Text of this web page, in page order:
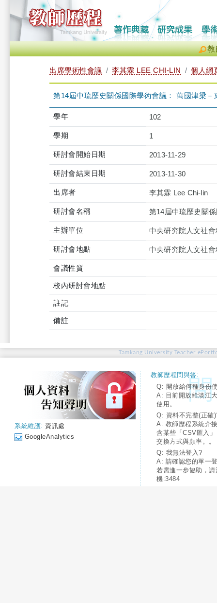
教
出席學術性會議 李其霖 LEE CHI-LIN 個人網
第14屆中琉歷史關係國際學術會議： 萬國津梁－
學年 102
學期 1
研討會開始日期 2013-11-29
研討會結束日期 2013-11-30
出席者 李其霖 Lee Chi-lin
研討會名稱 第14屆中琉歷史關
主辦單位 中央研究院人文社
研討會地點 中央研究院人文社
會議性質
校內研討會地點
註記
備註
Tamkang University Teacher
系統維護: 資訊處
GoogleAnalytics
教師歷程問與答:
Q: 開放給何種身份
A: 目前開放給淡江
使用。
Q: 資料不完整(正確
A: 教師歷程系統介
含某些「CSV匯入
交換方式與頻率。。
Q: 我無法登入?
A: 請確認您的單一
若需進一步協助，
機:3484